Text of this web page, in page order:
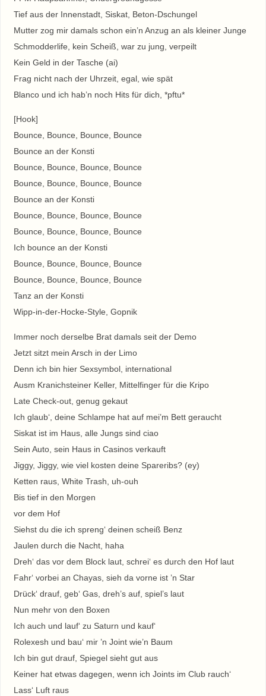
Tief aus der Innenstadt, Siskat, Beton-Dschungel
Mutter zog mir damals schon ein’n Anzug an als kleiner Junge
Schmodderlife, kein Scheiß, war zu jung, verpeilt
Kein Geld in der Tasche (ai)
Frag nicht nach der Uhrzeit, egal, wie spät
Blanco und ich hab’n noch Hits für dich, *pftu*
[Hook]
Bounce, Bounce, Bounce, Bounce
Bounce an der Konsti
Bounce, Bounce, Bounce, Bounce
Bounce, Bounce, Bounce, Bounce
Bounce an der Konsti
Bounce, Bounce, Bounce, Bounce
Bounce, Bounce, Bounce, Bounce
Ich bounce an der Konsti
Bounce, Bounce, Bounce, Bounce
Bounce, Bounce, Bounce, Bounce
Tanz an der Konsti
Wipp-in-der-Hocke-Style, Gopnik
Immer noch derselbe Brat damals seit der Demo
Jetzt sitzt mein Arsch in der Limo
Denn ich bin hier Sexsymbol, international
Ausm Kranichsteiner Keller, Mittelfinger für die Kripo
Late Check-out, genug gekaut
Ich glaub‘, deine Schlampe hat auf mei’m Bett geraucht
Siskat ist im Haus, alle Jungs sind ciao
Sein Auto, sein Haus in Casinos verkauft
Jiggy, Jiggy, wie viel kosten deine Spareribs? (ey)
Ketten raus, White Trash, uh-ouh
Bis tief in den Morgen
vor dem Hof
Siehst du die ich spreng‘ deinen scheiß Benz
Jaulen durch die Nacht, haha
Dreh‘ das vor dem Block laut, schrei‘ es durch den Hof laut
Fahr‘ vorbei an Chayas, sieh da vorne ist ’n Star
Drück‘ drauf, geb‘ Gas, dreh’s auf, spiel’s laut
Nun mehr von den Boxen
Ich auch und lauf‘ zu Saturn und kauf‘
Rolexesh und bau‘ mir ’n Joint wie’n Baum
Ich bin gut drauf, Spiegel sieht gut aus
Keiner hat etwas dagegen, wenn ich Joints im Club rauch‘
Lass‘ Luft raus